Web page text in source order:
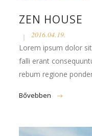
ZEN HOUSE
2016.04.19.
Lorem ipsum dolor
falli erant
rebum regione
Bővebben